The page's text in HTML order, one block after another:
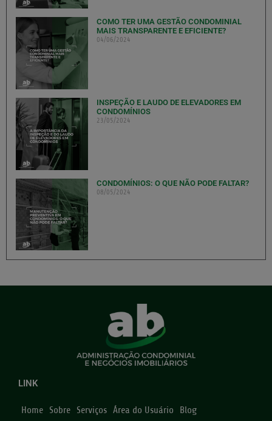
COMO TER UMA GESTÃO CONDOMINIAL
MAIS TRANSPARENTE E EFICIENTE?
04/06/2024
INSPEÇÃO E LAUDO DE ELEVADORES EM
CONDOMÍNIOS
23/05/2024
CONDOMÍNIOS: O QUE NÃO PODE FALTAR?
08/05/2024
LINK
Home Sobre Serviços Área do Usuário Blog